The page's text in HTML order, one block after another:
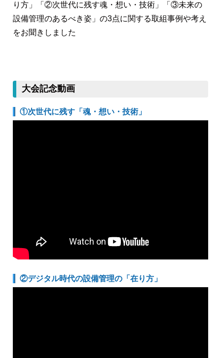
り方」「②次世代に残す魂・想い・技術」「③未来の
設備管理のあるべき姿」の3点に関する取組事例や考え
をお聞きしました
大会記念動画
①次世代に残す「魂・想い・技術」
②デジタル時代の設備管理の「在り方」